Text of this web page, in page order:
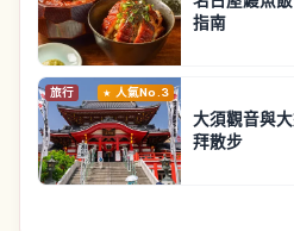
指南
旅行 人氣No.3
大須觀音與
拜散步